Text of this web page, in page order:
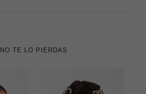
NO TE LO PIERDAS